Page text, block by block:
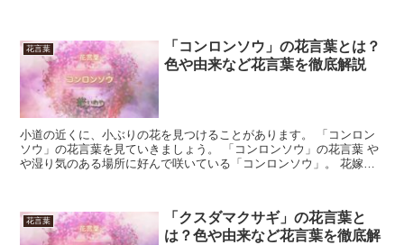
花言葉
「コンロンソウ」の花言葉とは？
色や由来など花言葉を徹底解説
小道の近くに、小ぶりの花を見つけることがあります。 「コンロン
ソウ」の花言葉を見ていきましょう。 「コンロンソウ」の花言葉 や
や湿り気のある場所に好んで咲いている「コンロンソウ」。 花嫁さ
花言葉
「クスダマクサギ」の花言葉と
は？色や由来など花言葉を徹底解